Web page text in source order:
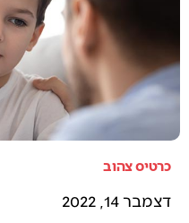
כרטיס צהוב
דצמבר 14, 2022